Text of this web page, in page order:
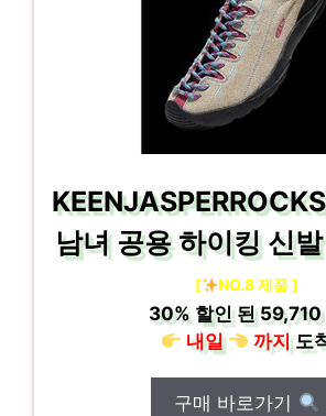
남녀 공용 하이킹 신
[ NO.8 제품 ]
30%할인 된59,710
내일
까지도
구매 바로가기